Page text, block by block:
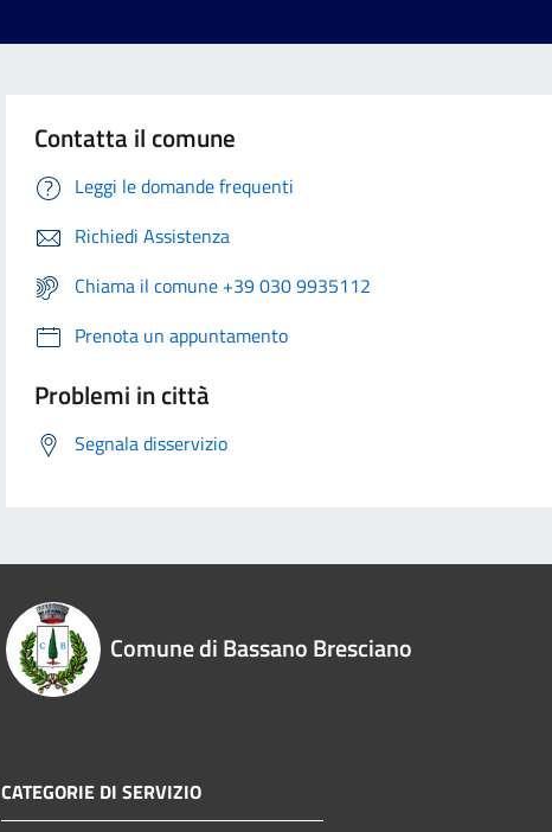
Contatta il comune
Leggi le domande frequenti
Richiedi Assistenza
Chiama il comune +39 030 9935112
Prenota un appuntamento
Problemi in città
Segnala disservizio
Comune di Bassano Bresciano
CATEGORIE DI SERVIZIO